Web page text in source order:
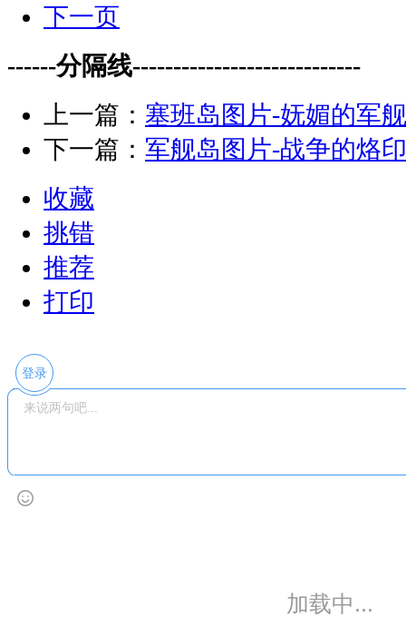
下一页
------分隔线----------------------------
上一篇： 塞班岛图片-妩媚的军
下一篇： 军舰岛图片-战争的烙印
收藏
挑错
推荐
打印
登录
加载中...